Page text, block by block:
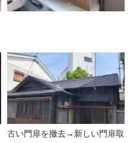
古い門扉を撤去→新しい門扉取